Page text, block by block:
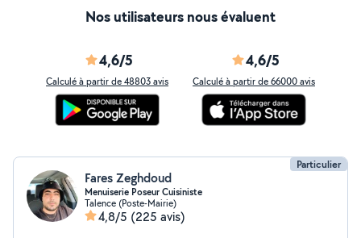
Nos utilisateurs nous évaluent
4,6/5
Calculé à partir de 48803 avis
4,6/5
Calculé à partir de 66000 avis
Particulier
Fares Zeghdoud
Menuiserie Poseur Cuisiniste
Talence (Poste-Mairie)
4,8/5 (225 avis)